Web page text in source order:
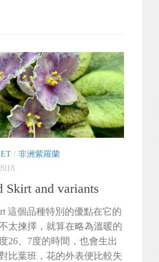
/ 非洲紫羅蘭
Skirt and variants
這個品種特別的優點在它的
太揀擇，就算在略為溫暖的
26、7度的時間，也會生出
比葉班，花的外表便比較失